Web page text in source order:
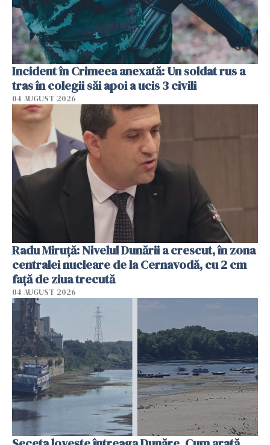
Incident în Crimeea anexată: Un soldat rus a
tras în colegii săi apoi a ucis 3 civili
04 AUGUST 2026
Radu Miruţă: Nivelul Dunării a crescut, în zona
centralei nucleare de la Cernavodă, cu 2 cm
faţă de ziua trecută
04 AUGUST 2026